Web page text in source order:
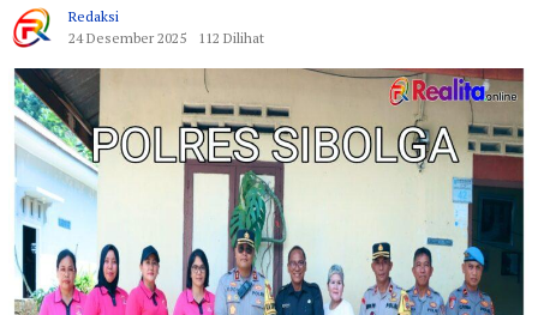
Redaksi
24 Desember 2025
112 Dilihat